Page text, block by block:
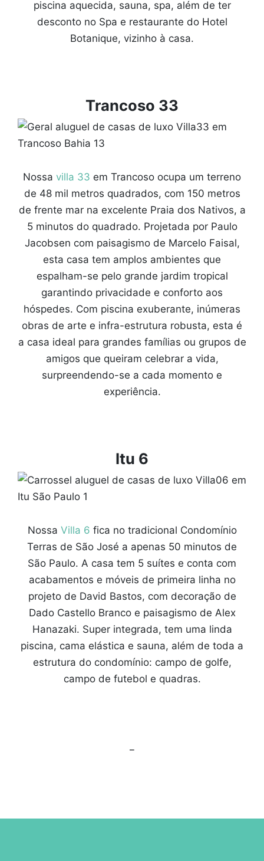
piscina aquecida, sauna, spa, além de ter
desconto no Spa e restaurante do Hotel
Botanique, vizinho à casa.
Trancoso 33
Nossa villa 33 em Trancoso ocupa um terreno
de 48 mil metros quadrados, com 150 metros
de frente mar na excelente Praia dos Nativos, a
5 minutos do quadrado. Projetada por Paulo
Jacobsen com paisagismo de Marcelo Faisal,
esta casa tem amplos ambientes que
espalham-se pelo grande jardim tropical
garantindo privacidade e conforto aos
hóspedes. Com piscina exuberante, inúmeras
obras de arte e infra-estrutura robusta, esta é
a casa ideal para grandes famílias ou grupos de
amigos que queiram celebrar a vida,
surpreendendo-se a cada momento e
experiência.
Itu 6
Nossa Villa 6 fica no tradicional Condomínio
Terras de São José a apenas 50 minutos de
São Paulo. A casa tem 5 suítes e conta com
acabamentos e móveis de primeira linha no
projeto de David Bastos, com decoração de
Dado Castello Branco e paisagismo de Alex
Hanazaki. Super integrada, tem uma linda
piscina, cama elástica e sauna, além de toda a
estrutura do condomínio: campo de golfe,
campo de futebol e quadras.